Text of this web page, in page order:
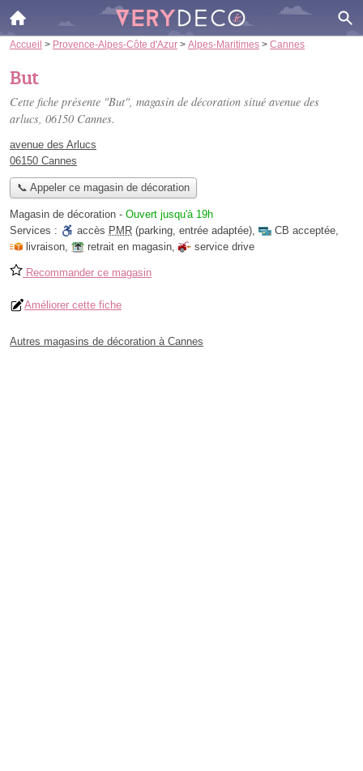
Accueil > Provence-Alpes-Côte d'Azur > Alpes-Maritimes > Cannes
But
Cette fiche présente "But", magasin de décoration situé avenue des
arlucs, 06150 Cannes.
avenue des Arlucs
06150 Cannes
📞 Appeler ce magasin de décoration
Magasin de décoration - Ouvert jusqu'à 19h
Services :
accès PMR (parking, entrée adaptée), CB acceptée,
livraison, retrait en magasin, service drive
Recommander ce magasin
Améliorer cette fiche
Autres magasins de décoration à Cannes